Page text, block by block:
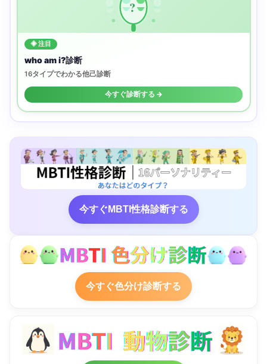
?
◈ 注目
who am i?診断
16タイプでわかる他己診断
今すぐ診断する →
今すぐMBTI性格診断する
今すぐ色分け診断する